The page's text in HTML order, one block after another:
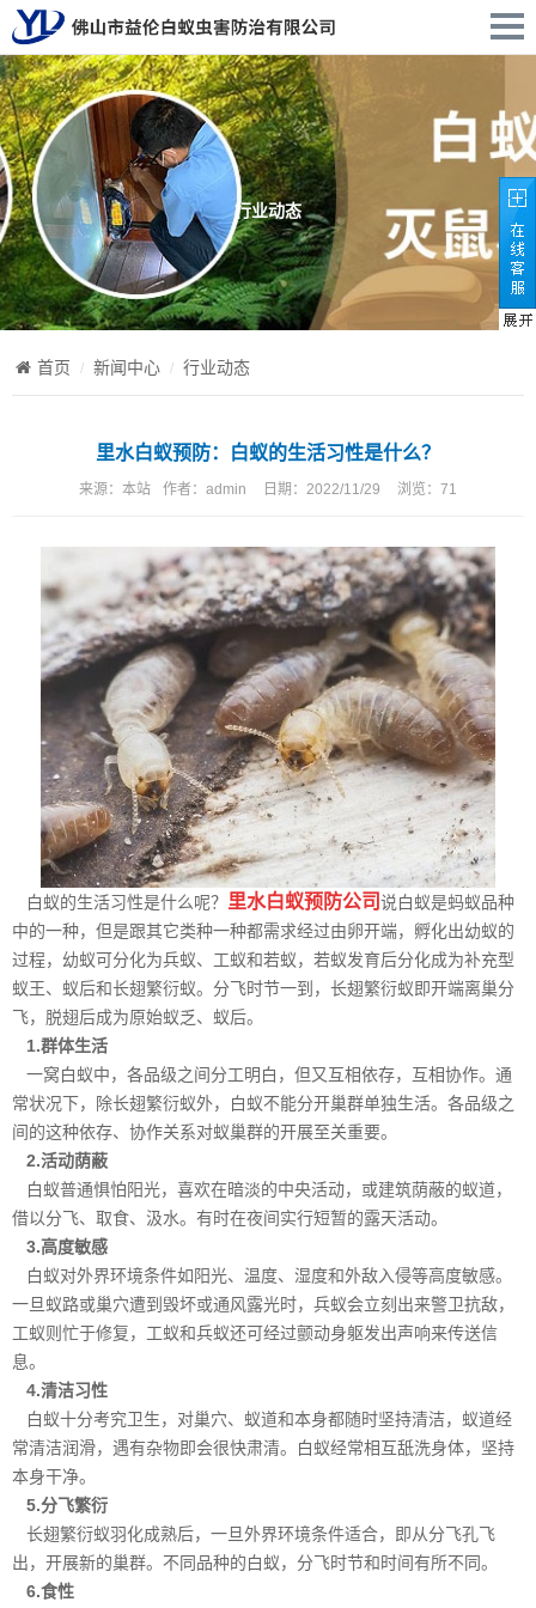
行业动态
首页 新闻中心 行业动态
里水白蚁预防：白蚁的生活习性是什么？
来源： 本站 作者： admin 日期： 2022/11/29 浏览： 71
白蚁的生活习性是什么呢？ 里水白蚁预防公司说白蚁是蚂蚁品种
中的一种，但是跟其它类种一种都需求经过由卵开端，孵化出幼蚁的
过程，幼蚁可分化为兵蚁、工蚁和若蚁，若蚁发育后分化成为补充型
蚁王、蚁后和长翅繁衍蚁。分飞时节一到，长翅繁衍蚁即开端离巢分
飞，脱翅后成为原始蚁乏、蚁后。
1.群体生活
一窝白蚁中，各品级之间分工明白，但又互相依存，互相协作。通
常状况下，除长翅繁衍蚁外，白蚁不能分开巢群单独生活。各品级之
间的这种依存、协作关系对蚁巢群的开展至关重要。
2.活动荫蔽
白蚁普通惧怕阳光，喜欢在暗淡的中央活动，或建筑荫蔽的蚁道，
借以分飞、取食、汲水。有时在夜间实行短暂的露天活动。
3.高度敏感
白蚁对外界环境条件如阳光、 温度、湿度和外敌入侵等高度敏感。
一旦蚁路或巢穴遭到毁坏或通风露光时，兵蚁会立刻出来警卫抗敌，
工蚁则忙于修复，工蚁和兵蚁还可经过颤动身躯发出声响来传送信
息。
4.清洁习性
白蚁十分考究卫生，对巢穴、蚁道和本身都随时坚持清洁，蚁道经
常清洁润滑，遇有杂物即会很快肃清。白蚁经常相互舐洗身体，坚持
本身干净。
5.分飞繁衍
长翅繁衍蚁羽化成熟后，一旦外界环境条件适合，即从分飞孔飞
出，开展新的巢群。不同品种的白蚁，分飞时节和时间有所不同。
6.食性